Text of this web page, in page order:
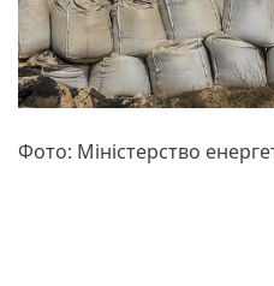
Фото: Міністерство